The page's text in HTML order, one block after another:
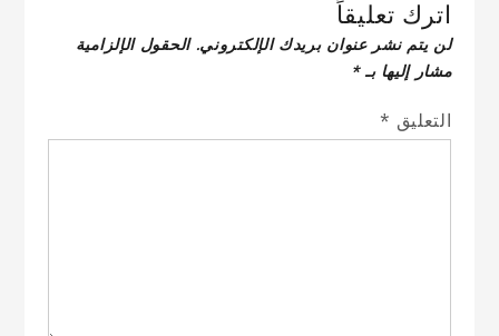
اترك تعليقاً
لن يتم نشر عنوان بريدك الإلكتروني. الحقول الإلزامية
مشار إليها بـ*
التعليق *